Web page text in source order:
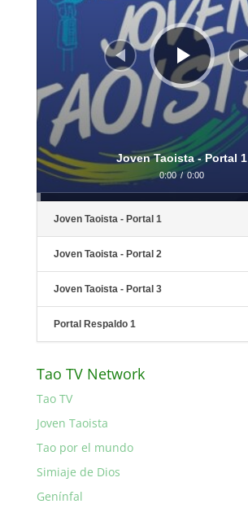
Joven Taoista - Portal 1
0:00 / 0:00
Joven Taoista - Portal 1
Joven Taoista - Portal 2
Joven Taoista - Portal 3
Portal Respaldo 1
Tao TV Network
Tao TV
Joven Taoista
Tao por el mundo
Simiaje de Dios
Genínfal